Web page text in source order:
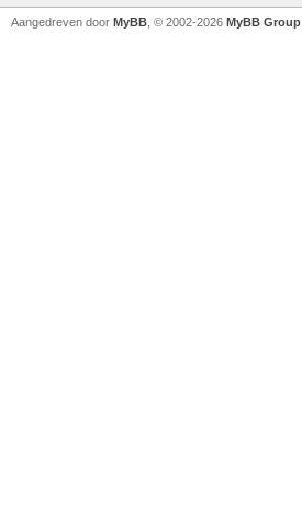
Aangedreven door MyBB , © 2002-2026 MyBB Group